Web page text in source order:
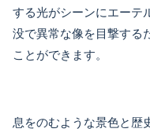
する光がシーンにエーテ
没で異常な像を目撃する
ことができます。
息をのむような景色と歴